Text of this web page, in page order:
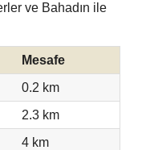
ve Bahadın ile
Mesafe
0.2 km
2.3 km
4 km